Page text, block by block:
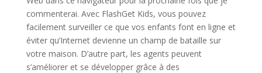
commenterai. Avec FlashGet Kids, vous pouvez
facilement surveiller ce que vos enfants font en ligne et
éviter qu’Internet devienne un champ de bataille sur
votre maison. D’autre part, les agents peuvent
s’améliorer et se développer grâce à des